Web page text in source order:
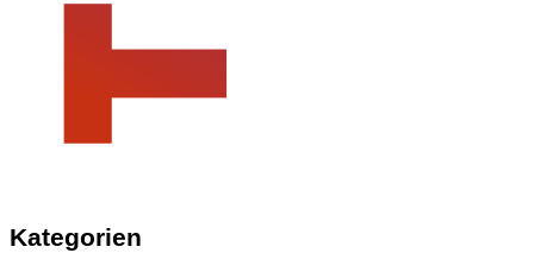
Kategorien